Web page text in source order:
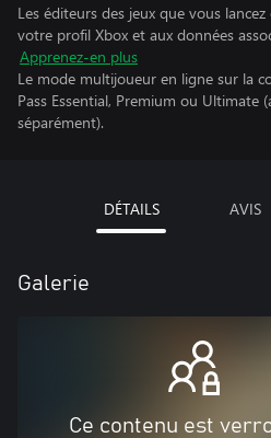
Les éditeurs des jeux que vous
votre profil Xbox et aux données
Apprenez-en plus
Le mode multijoueur en ligne sur la
Pass Essential, Premium ou Ultimate
séparément).
DÉTAILS AVIS
Galerie
Ce contenu est